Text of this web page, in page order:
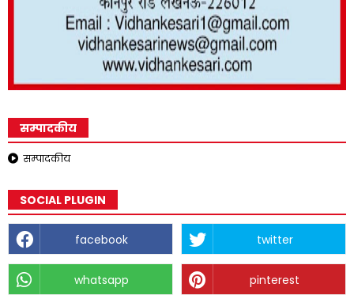
सम्पादकीय
सम्पादकीय
SOCIAL PLUGIN
facebook twitter
whatsapp pinterest